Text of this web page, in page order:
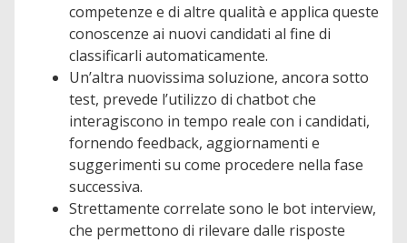
competenze e di altre qualità e applica queste
conoscenze ai nuovi candidati al fine di
classificarli automaticamente.
Un’altra nuovissima soluzione, ancora sotto
test, prevede l’utilizzo di chatbot che
interagiscono in tempo reale con i candidati,
fornendo feedback, aggiornamenti e
suggerimenti su come procedere nella fase
successiva.
Strettamente correlate sono le bot interview,
che permettono di rilevare dalle risposte